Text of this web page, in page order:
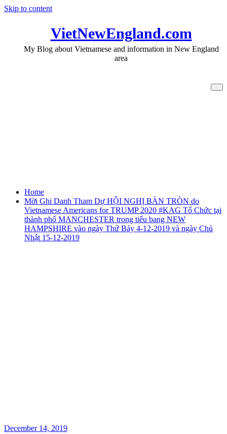
Skip to content
VietNewEngland.com
My Blog about Vietnamese and information in New England
area
Home
Mời Ghi Danh Tham Dự HỘI NGHỊ BÀN TRÒN do
Vietnamese Americans for TRUMP 2020 #KAG Tổ Chức tại
thành phố MANCHESTER trong tiểu bang NEW
HAMPSHIRE vào ngày Thứ Bảy 4-12-2019 và ngày Chủ
Nhật 15-12-2019
December 14, 2019